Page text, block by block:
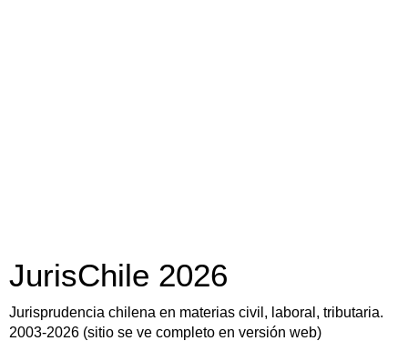
JurisChile 2026
Jurisprudencia chilena en materias civil, laboral, tributaria.
2003-2026 (sitio se ve completo en versión web)